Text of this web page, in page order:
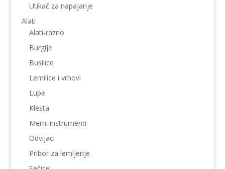
Utikač za napajanje
Alati
Alati-razno
Burgije
Busilice
Lemilice i vrhovi
Lupe
Klesta
Merni instrumenti
Odvijaci
Pribor za lemljenje